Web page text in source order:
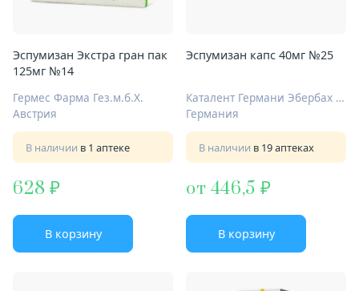
Эспумизан Экстра гран пак
125мг №14
Гермес Фарма Гез.м.б.Х.
Австрия
В наличии в 1 аптеке
628
В корзину
Эспумизан капс 40мг №25
Каталент Германи Эбербах ГмбХ
Германия
В наличии в 19 аптеках
от 446,5
В корзину